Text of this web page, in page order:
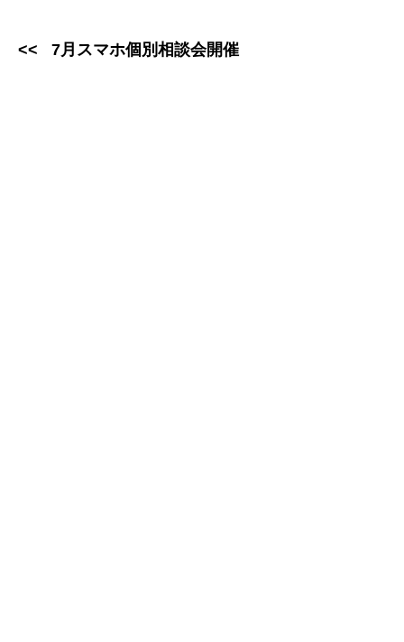
7月スマホ個別相談会開催